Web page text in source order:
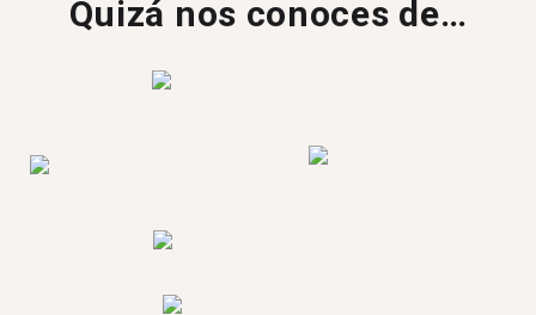
Quizá nos conoces de…